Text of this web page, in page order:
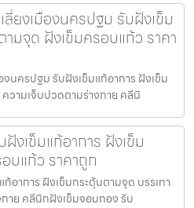
ยงเมืองนครปฐม รับฝังเข็ม
มจุด ฝังเข็มครอบแก้ว ราคา
นครปฐม รับฝังเข็มแก้อาการ ฝังเข็ม
ความเจ็บปวดตามร่างกาย คลีนิ
งเข็มแก้อาการ ฝังเข็ม
บแก้ว ราคาถูก
อาการ ฝังเข็มกระตุ้นตามจุด บรรเทา
กาย คลีนิกฝังเข็มจอมทอง รับ